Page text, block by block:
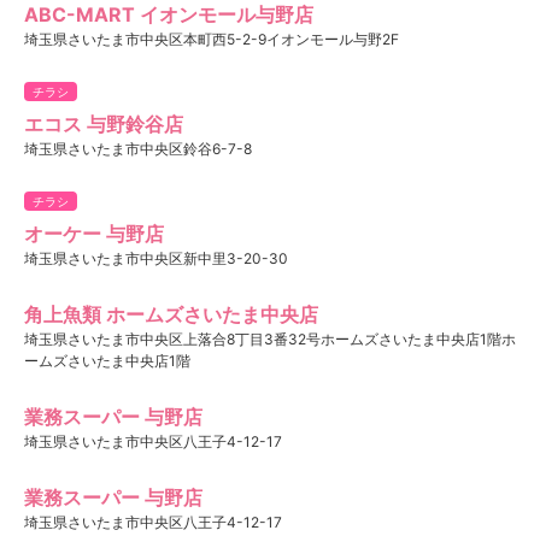
ABC-MART イオンモール与野店
埼玉県さいたま市中央区本町西5-2-9イオンモール与野2F
チラシ
エコス 与野鈴谷店
埼玉県さいたま市中央区鈴谷6-7-8
チラシ
オーケー 与野店
埼玉県さいたま市中央区新中里3-20-30
角上魚類 ホームズさいたま中央店
埼玉県さいたま市中央区上落合8丁目3番32号ホームズさいたま中央店1階ホ
ームズさいたま中央店1階
業務スーパー 与野店
埼玉県さいたま市中央区八王子4-12-17
業務スーパー 与野店
埼玉県さいたま市中央区八王子4-12-17